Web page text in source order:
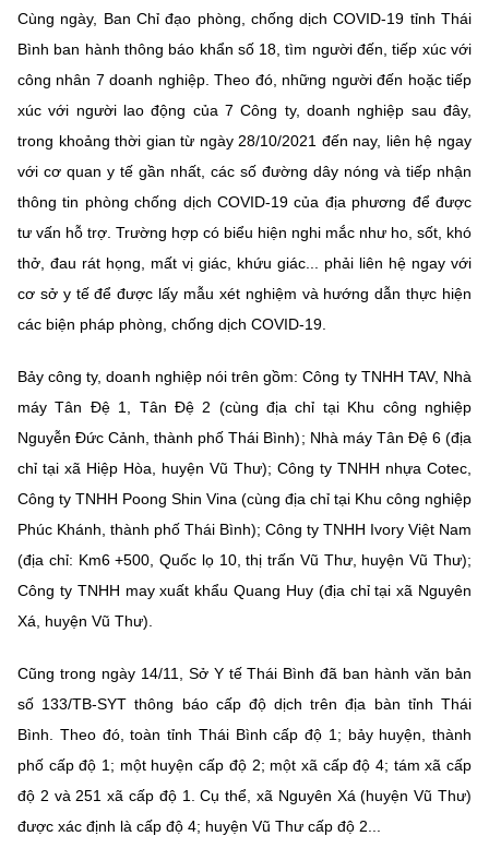
Cùng ngày, Ban Chỉ đạo phòng, chống dịch COVID-19 tỉnh Thái
Bình ban hành thông báo khẩn số 18, tìm người đến, tiếp xúc với
công nhân 7 doanh nghiệp. Theo đó, những người đến hoặc tiếp
xúc với người lao động của 7 Công ty, doanh nghiệp sau đây,
trong khoảng thời gian từ ngày 28/10/2021 đến nay, liên hệ ngay
với cơ quan y tế gần nhất, các số đường dây nóng và tiếp nhận
thông tin phòng chống dịch COVID-19 của địa phương để được
tư vấn hỗ trợ. Trường hợp có biểu hiện nghi mắc như ho, sốt, khó
thở, đau rát họng, mất vị giác, khứu giác... phải liên hệ ngay với
cơ sở y tế để được lấy mẫu xét nghiệm và hướng dẫn thực hiện
các biện pháp phòng, chống dịch COVID-19.
Bảy công ty, doanh nghiệp nói trên gồm: Công ty TNHH TAV, Nhà
máy Tân Đệ 1, Tân Đệ 2 (cùng địa chỉ tại Khu công nghiệp
Nguyễn Đức Cảnh, thành phố Thái Bình); Nhà máy Tân Đệ 6 (địa
chỉ tại xã Hiệp Hòa, huyện Vũ Thư); Công ty TNHH nhựa Cotec,
Công ty TNHH Poong Shin Vina (cùng địa chỉ tại Khu công nghiệp
Phúc Khánh, thành phố Thái Bình); Công ty TNHH Ivory Việt Nam
(địa chỉ: Km6 +500, Quốc lọ 10, thị trấn Vũ Thư, huyện Vũ Thư);
Công ty TNHH may xuất khẩu Quang Huy (địa chỉ tại xã Nguyên
Xá, huyện Vũ Thư).
Cũng trong ngày 14/11, Sở Y tế Thái Bình đã ban hành văn bản
số 133/TB-SYT thông báo cấp độ dịch trên địa bàn tỉnh Thái
Bình. Theo đó, toàn tỉnh Thái Bình cấp độ 1; bảy huyện, thành
phố cấp độ 1; một huyện cấp độ 2; một xã cấp độ 4; tám xã cấp
độ 2 và 251 xã cấp độ 1. Cụ thể, xã Nguyên Xá (huyện Vũ Thư)
được xác định là cấp độ 4; huyện Vũ Thư cấp độ 2...